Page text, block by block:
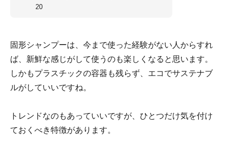
20
固形シャンプーは、今まで使った経験がない人からすれ
ば、新鮮な感じがして使うのも楽しくなると思います。
しかもプラスチックの容器も残らず、エコでサステナブ
ルがしていいですね。
トレンドなのもあっていいですが、ひとつだけ気を付け
ておくべき特徴があります。